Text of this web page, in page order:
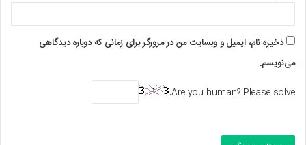
ذخیره نام، ایمیل و وبسایت من در مرورگر برای زمانی که دوباره دیدگاهی
می‌نویسم.
Are you human? Please solve: